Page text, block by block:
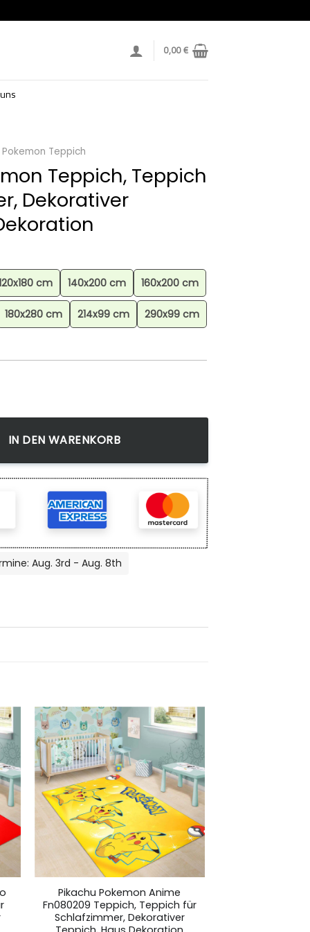
0,00€
Pokemon Teppich
Teppich, Teppich
Dekorativer
cm 140x200 cm 160x200 cm
180x280 cm 214x99 cm 290x99 cm
Teppich für Schlafzimmer, Dekorativer Teppich, Haus
IN DEN WARENKORB
Aug. 3rd - Aug. 8th
Pikachu Pokemon Anime
Fn080209 Teppich, Teppich für
Schlafzimmer, Dekorativer